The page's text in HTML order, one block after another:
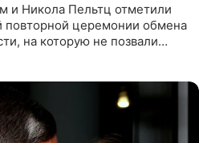
и Никола Пельтц отметили
повторной церемонии обмена
на которую не позвали